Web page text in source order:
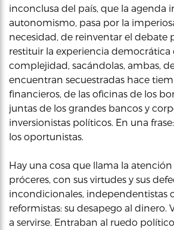
inconclusa del país, que la agenda
autonomismo, pasa por la
necesidad, de reinventar el debate
restituir la experiencia democrática
complejidad, sacándolas, ambas,
encuentran secuestradas hace
financieros, de las oficinas de los
juntas de los grandes bancos y
inversionistas políticos. En una
los oportunistas.
Hay una cosa que llama la
próceres, con sus virtudes y sus
incondicionales, independentistas
reformistas: su desapego al dinero.
a servirse. Entraban al ruedo